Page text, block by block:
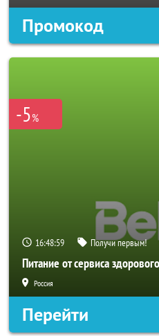
Промокод
-5%
16:48:57 Получи первым!
Питание от сервиса
Россия
Перейти